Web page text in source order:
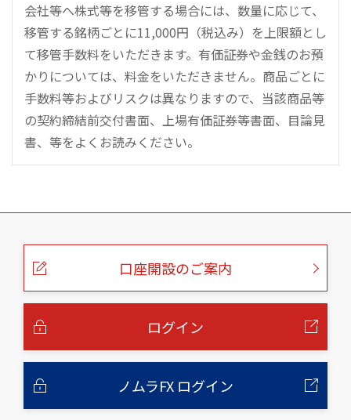
会社等へ株式等を移管する場合には、数量に応じて、
移管する銘柄ごとに11,000円（税込み）を上限額とし
て移管手数料をいただきます。有価証券や金銭のお預
かりについては、料金をいただきません。商品ごとに
手数料等およびリスクは異なりますので、当該商品等
の契約締結前交付書面、上場有価証券等書面、目論見
書、等をよくお読みください。
こ
口座開設のご案内
ログイン
ノムラFX ログイン